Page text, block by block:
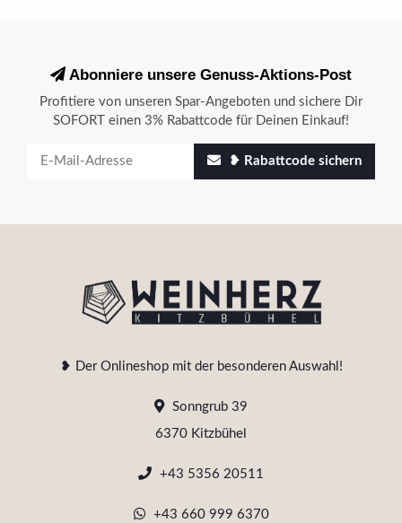
Abonniere unsere Genuss-Aktions-Post
Profitiere von unseren Spar-Angeboten und sichere Dir
SOFORT einen 3% Rabattcode für Deinen Einkauf!
❥ Rabattcode sichern
❥ Der Onlineshop mit der besonderen Auswahl!
Sonngrub 39
6370 Kitzbühel
+43 5356 20511
+43 660 999 6370